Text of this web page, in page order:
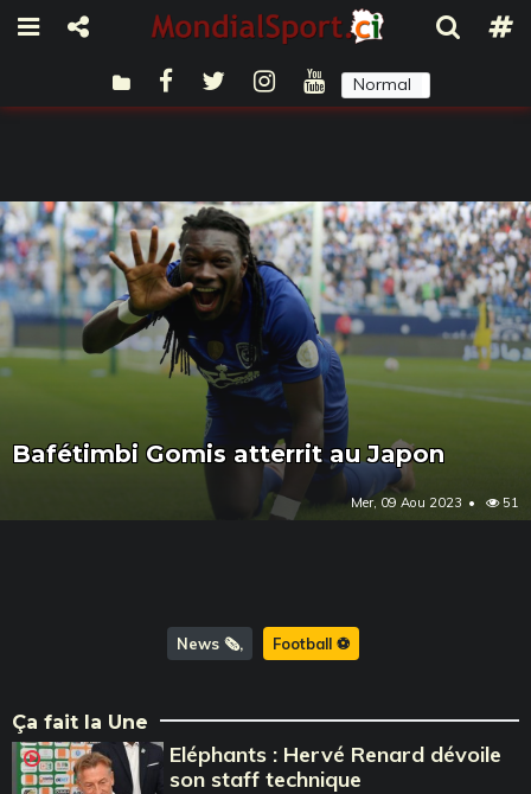
Normal
Bafétimbi Gomis atterrit au Japon
Mer, 09 Aou 2023 51
News 🗞️ Football ⚽️
Ça fait la Une
Eléphants : Hervé Renard dévoile
son staff technique